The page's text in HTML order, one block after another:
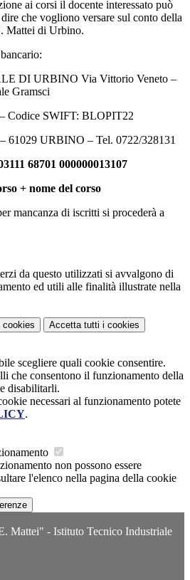
ai corsi il docente interessato può
che vogliono versare sul conto della
Mattei di Urbino.
DI URBINO Via Vittorio Veneto –
Gramsci
Codice SWIFT: BLOPIT22
61029 URBINO – Tel. 0722/328131
68701 000000013107
+ nome del corso
mancanza di iscritti si procederà a
da questo utilizzati si avvalgono di
ed utili alle finalità illustrate nella
cookies Accetta tutti i cookies
scegliere quali cookie consentire.
che consentono il funzionamento della
disabilitarli.
necessari al funzionamento potete
.
non possono essere
l'elenco nella pagina della cookie
Mattei" - Istituto Tecnico Industriale